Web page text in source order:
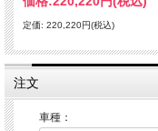
ハーンホイールはオランダに
を製造・販売しております。
45年の間、世界のトップライ
の分野では最高の品質のコン
定価: 220,220円(税込)
注文
車種：